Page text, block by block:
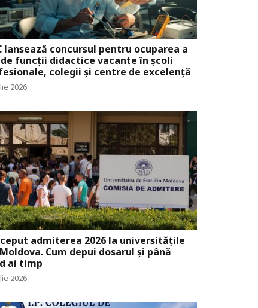
lansează concursul pentru ocuparea a
de funcții didactice vacante în școli
colegii și centre de excelență
2026
admiterea 2026 la universitățile
Cum depui dosarul și până
ai timp
2026